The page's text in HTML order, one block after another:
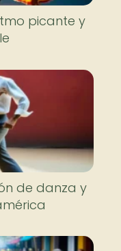
picante y
de danza y